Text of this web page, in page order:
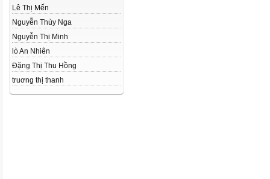
Lê Thị Mến
Nguyễn Thùy Nga
Nguyễn Thị Minh
lò An Nhiên
Đặng Thị Thu Hồng
truơng thị thanh